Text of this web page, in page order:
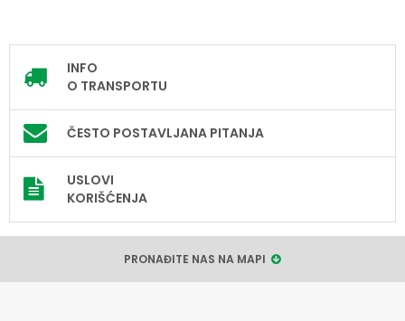
INFO
O TRANSPORTU
ČESTO POSTAVLJANA PITANJA
USLOVI
KORIŠĆENJA
PRONAĐITE NAS NA MAPI